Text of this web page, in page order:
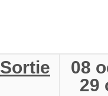
Sortie
08
29